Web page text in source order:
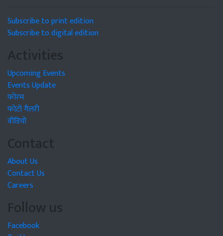
Subscribe to print edition
Subscribe to digital edition
Activities
Upcoming Events
Events Update
फोरम
फोटो गैलरी
वीडियो
Contact
About Us
Contact Us
Careers
Follow us
Facebook